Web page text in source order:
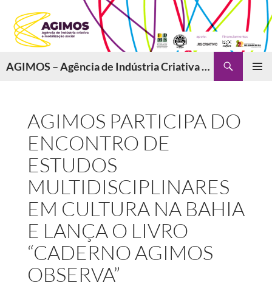
para
conteúdo
AGIMOS – Agência de Indústria Criativa e Mobilização Social
AGIMOS PARTICIPA DO
ENCONTRO DE
ESTUDOS
MULTIDISCIPLINARES
EM CULTURA NA BAHIA
E LANÇA O LIVRO
“CADERNO AGIMOS
OBSERVA”